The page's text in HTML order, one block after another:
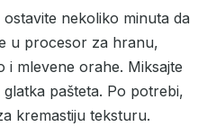
nekoliko minuta da
u procesor za hranu,
i mlevene orahe. Miksajte
pašteta. Po potrebi,
kremastiju teksturu.